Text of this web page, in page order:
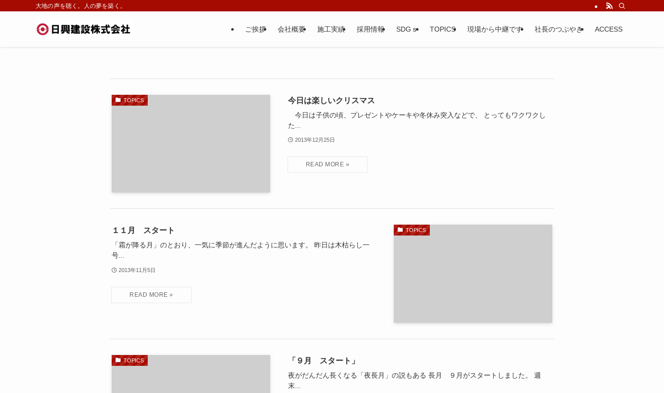
大地の声を聴く。人の夢を築く。
ご挨拶 会社概要 施工実績 採用情報 SDGｓ TOPICS 現場から中継です 社長のつぶやき ACCESS
TOPICS 今日は楽しいクリスマス
今日は子供の頃、プレゼントやケーキや冬休み突入などで、 とってもワクワクし
た...
2013年12月25日
TOPICS
１１月 スタート
「霜が降る月」のとおり、一気に季節が進んだように思います。 昨日は木枯らし一
号...
2013年11月5日
TOPICS 「９月 スタート」
夜がだんだん長くなる「夜長月」の説もある 長月 ９月がスタートしました。 週
末...